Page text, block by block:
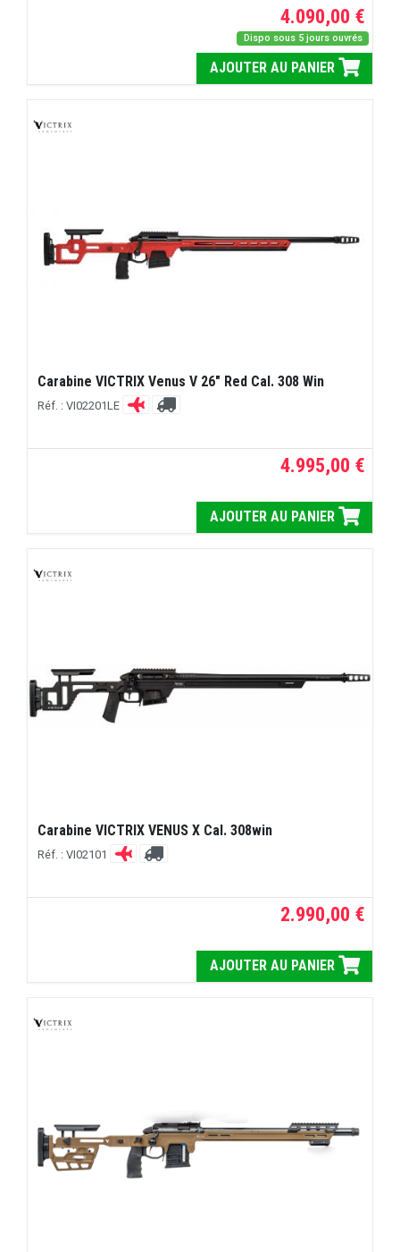
4.090,00 €
Dispo sous 5 jours ouvrés
AJOUTER AU PANIER
Carabine VICTRIX Venus V 26" Red Cal. 308 Win
Réf. : VI02201LE
4.995,00 €
AJOUTER AU PANIER
Carabine VICTRIX VENUS X Cal. 308win
Réf. : VI02101
2.990,00 €
AJOUTER AU PANIER